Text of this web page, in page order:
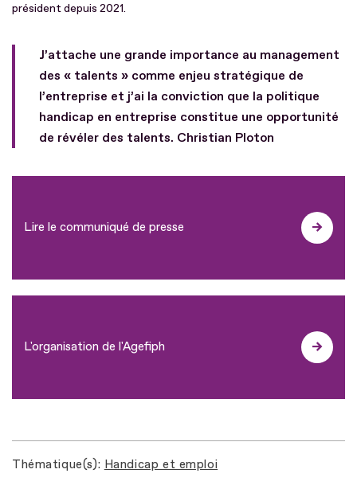
président depuis 2021.
J’attache une grande importance au management
des « talents » comme enjeu stratégique de
l’entreprise et j’ai la conviction que la politique
handicap en entreprise constitue une opportunité
de révéler des talents. Christian Ploton
Lire le communiqué de presse
L'organisation de l'Agefiph
Thématique(s) Handicap et emploi